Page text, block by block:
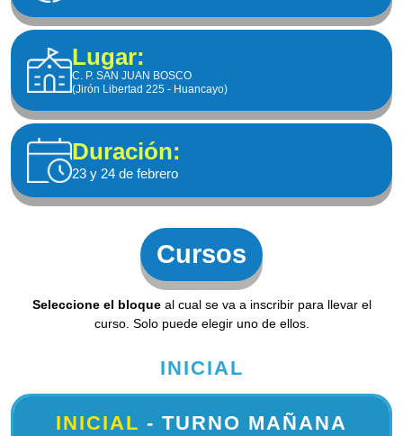
Lugar:
C. P. SAN JUAN BOSCO
(Jirón Libertad 225 - Huancayo)
Duración:
23 y 24 de febrero
Cursos
Seleccione el bloqueal cual se va a inscribir para llevar el
curso. Solo puede elegir uno de ellos.
INICIAL
INICIAL - TURNO MAÑANA